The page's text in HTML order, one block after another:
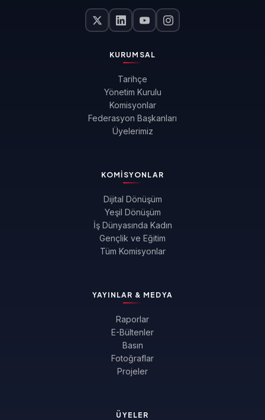
KURUMSAL
Tarihçe
Yönetim Kurulu
Komisyonlar
Federasyon Başkanları
Üyelerimiz
KOMISYONLAR
Dijital Dönüşüm
Yeşil Dönüşüm
İş Dünyasında Kadın
Gençlik ve Eğitim
Tüm Komisyonlar
YAYINLAR & MEDYA
Raporlar
E-Bültenler
Basın
Fotoğraflar
Projeler
ÜYELER